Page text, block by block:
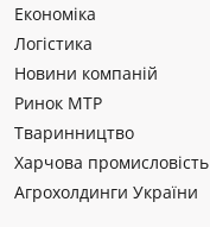
Економіка
Логістика
Новини компаній
Ринок МТР
Тваринництво
Харчова промисловість
Агрохолдинги України